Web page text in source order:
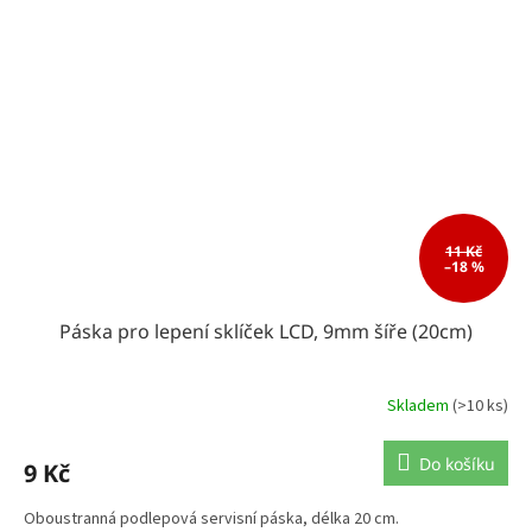
11 Kč
–18 %
Páska pro lepení sklíček LCD, 9mm šíře (20cm)
Skladem (>10 ks)
9 Kč Do košíku
Oboustranná podlepová servisní páska, délka 20 cm.